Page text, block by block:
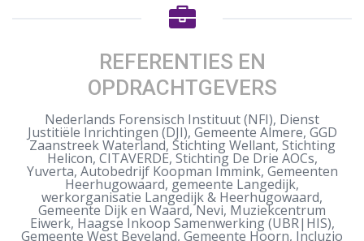
REFERENTIES EN
OPDRACHTGEVERS
Nederlands Forensisch Instituut (NFI), Dienst
Justitiële Inrichtingen (DJI), Gemeente Almere, GGD
Zaanstreek Waterland, Stichting Wellant, Stichting
Helicon, CITAVERDE, Stichting De Drie AOCs,
Yuverta, Autobedrijf Koopman Immink, Gemeenten
Heerhugowaard, gemeente Langedijk,
werkorganisatie Langedijk & Heerhugowaard,
Gemeente Dijk en Waard, Nevi, Muziekcentrum
Eiwerk, Haagse Inkoop Samenwerking (UBR|HIS),
Gemeente West Beveland, Gemeente Hoorn, Incluzio